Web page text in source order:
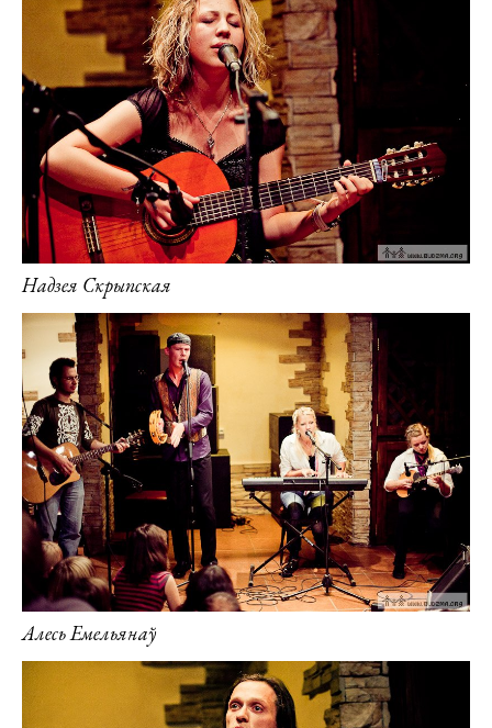
Надзея Скрыпская
Алесь Емельянаў